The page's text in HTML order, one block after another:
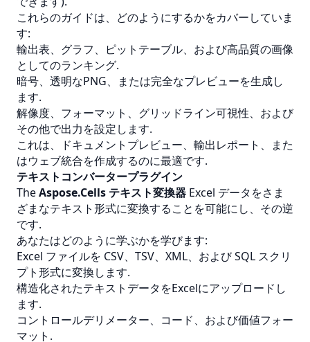
これらのガイドは、どのようにするかをカバーしていま
す:
輸出表、グラフ、ピットテーブル、および高品質の画像
としてのランキング.
暗号、透明なPNG、または完全なプレビューを生成し
ます.
解像度、フォーマット、グリッドライン可視性、および
その他で出力を設定します.
これは、ドキュメントプレビュー、輸出レポート、また
はウェブ統合を作成するのに最適です.
テキストコンバータープラグイン
TheAspose.Cells テキスト変換器 Excel データをさま
ざまなテキスト形式に変換することを可能にし、その逆
です.
あなたはどのように学ぶかを学びます:
Excel ファイルを CSV、TSV、XML、および SQL スクリ
プト形式に変換します.
構造化されたテキストデータをExcelにアップロードし
ます.
コントロールデリメーター、コード、および価値フォー
マット.